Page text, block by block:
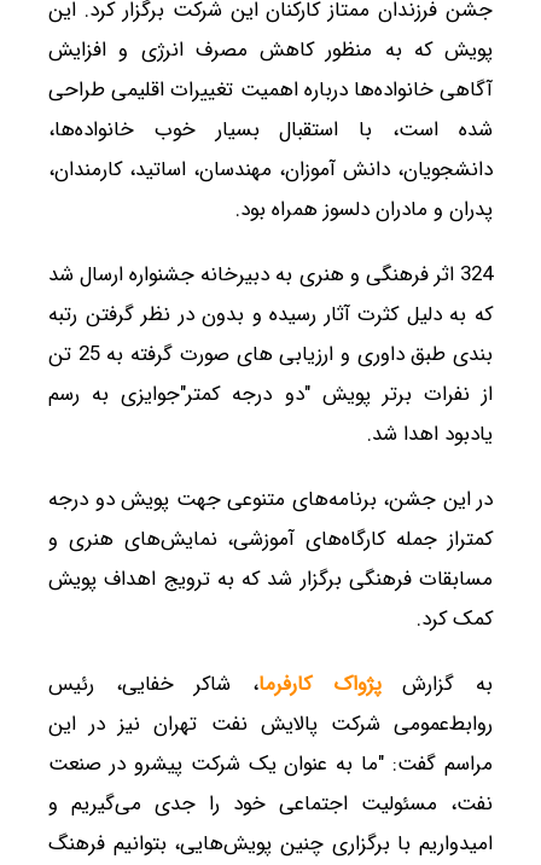
جشن فرزندان ممتاز کارکنان این شرکت برگزار کرد. این
پویش که به منظور کاهش مصرف انرژی و افزایش
آگاهی خانواده‌ها درباره اهمیت تغییرات اقلیمی طراحی
شده است، با استقبال بسیار خوب خانواده‌ها،
دانشجویان، دانش آموزان، مهندسان، اساتید، کارمندان،
پدران و مادران دلسوز همراه بود.
324 اثر فرهنگی و هنری به دبیرخانه جشنواره ارسال شد
که به دلیل کثرت آثار رسیده و بدون در نظر گرفتن رتبه
بندی طبق داوری و ارزیابی های صورت گرفته به 25 تن
از نفرات برتر پویش "دو درجه کمتر"جوایزی به رسم
یادبود اهدا شد.
در این جشن، برنامه‌های متنوعی جهت پویش دو درجه
کمتراز جمله کارگاه‌های آموزشی، نمایش‌های هنری و
مسابقات فرهنگی برگزار شد که به ترویج اهداف پویش
کمک کرد.
به گزارشپژواک کارفرما، شاکر خفایی، رئیس
روابط‌عمومی شرکت پالایش نفت تهران نیز در این
مراسم گفت: "ما به عنوان یک شرکت پیشرو در صنعت
نفت، مسئولیت اجتماعی خود را جدی می‌گیریم و
امیدواریم با برگزاری چنین پویش‌هایی، بتوانیم فرهنگ